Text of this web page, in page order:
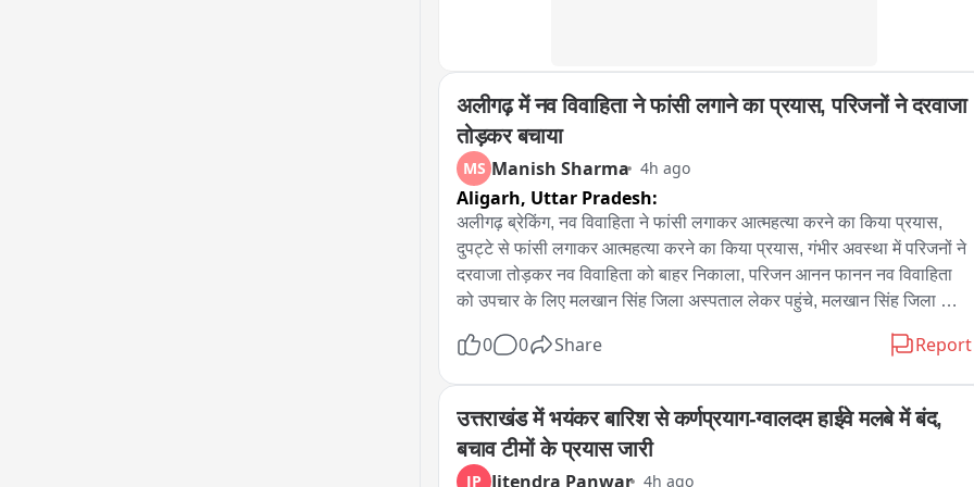
अलीगढ़ में नव विवाहिता ने फांसी लगाने का प्रयास, परिजनों ने दरवाजा
तोड़कर बचाया
MS Manish Sharma 4h ago
Aligarh, Uttar Pradesh:
अलीगढ़ ब्रेकिंग, नव विवाहिता ने फांसी लगाकर आत्महत्या करने का किया प्रयास,
दुपट्टे से फांसी लगाकर आत्महत्या करने का किया प्रयास, गंभीर अवस्था में परिजनों ने
दरवाजा तोड़कर नव विवाहिता को बाहर निकाला, परिजन आनन फानन नव विवाहिता
को उपचार के लिए मलखान सिंह जिला अस्पताल लेकर पहुंचे, मलखान सिंह जिला
पार्क के इलाके के अंबेडकर कॉलोनी की घटना
0 0 Share Report
उत्तराखंड में भयंकर बारिश से कर्णप्रयाग-ग्वालदम हाईवे मलबे में बंद,
बचाव टीमों के प्रयास जारी
JP Jitendra Panwar 4h ago